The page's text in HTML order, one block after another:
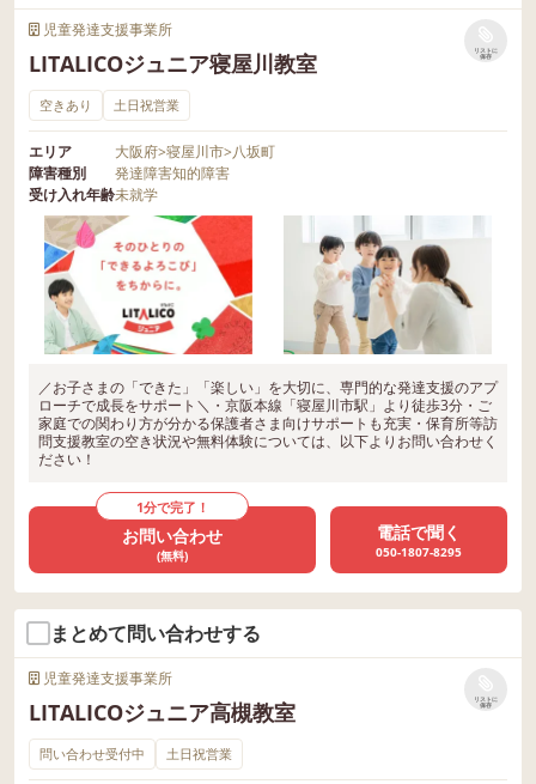
児童発達支援事業所
LITALICOジュニア寝屋川教室
リストに
保存
空きあり 土日祝営業
エリア 大阪府>寝屋川市>八坂町
障害種別
発達障害知的障害
受け入れ年齢未就学
／お子さまの「できた」「楽しい」を大切に、専門的な発達支援のアプ
ローチで成長をサポート＼・京阪本線「寝屋川市駅」より徒歩3分・ご
家庭での関わり方が分かる保護者さま向けサポートも充実・保育所等訪
問支援教室の空き状況や無料体験については、以下よりお問い合わせく
ださい！
1分で完了！
お問い合わせ
(無料)
電話で聞く
050-1807-8295
まとめて問い合わせする
児童発達支援事業所
LITALICOジュニア高槻教室
リストに
保存
問い合わせ受付中 土日祝営業